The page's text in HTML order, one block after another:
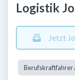
Logistik
Jetzt
Berufskraftfahrer